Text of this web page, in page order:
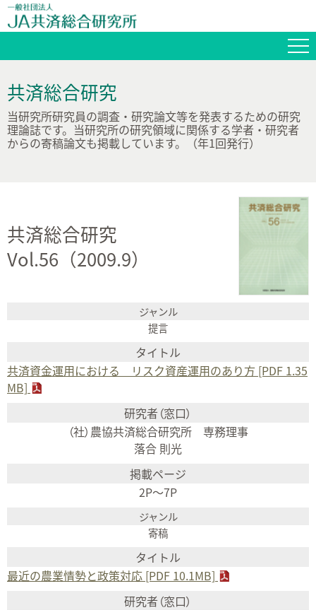
共済総合研究
当研究所研究員の調査・研究論文等を発表するための研究
理論誌です。当研究所の研究領域に関係する学者・研究者
からの寄稿論文も掲載しています。（年1回発行）
共済総合研究
Vol.56（2009.9）
提言
共済資金運用における リスク資産運用のあり方 [PDF 1.35
MB]
（社）農協共済総合研究所 専務理事
落合 則光
2P～7P
寄稿
最近の農業情勢と政策対応 [PDF 10.1MB]